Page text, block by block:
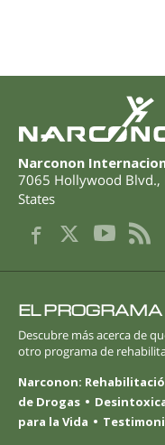
Narconon
7065 Hollywood Blvd.,
States
EL
Descubre más acerca de
otro programa de
Narconon:
de Drogas
para la Vida